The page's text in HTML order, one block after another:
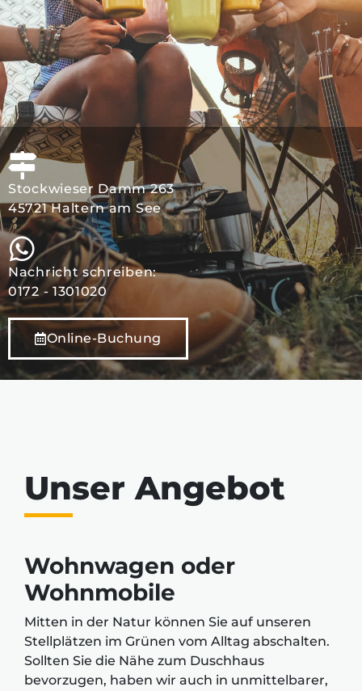
Stockwieser Damm 263
45721 Haltern am See
Nachricht schreiben:
0172 - 1301020
Online-Buchung
Unser Angebot
Wohnwagen oder
Wohnmobile
Mitten in der Natur können Sie auf unseren
Stellplätzen im Grünen vom Alltag abschalten.
Sollten Sie die Nähe zum Duschhaus
bevorzugen, haben wir auch in unmittelbarer,